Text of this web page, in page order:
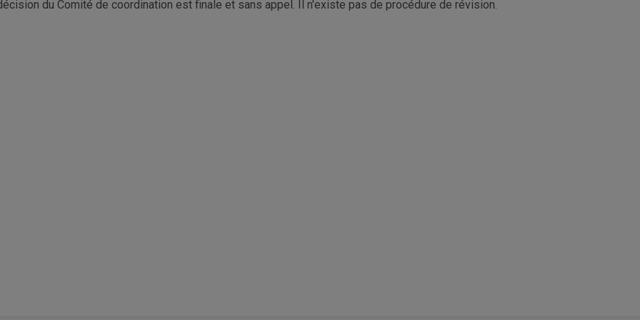
du Comité de coordination est finale et sans appel. Il n'existe pas de procédure de révision.